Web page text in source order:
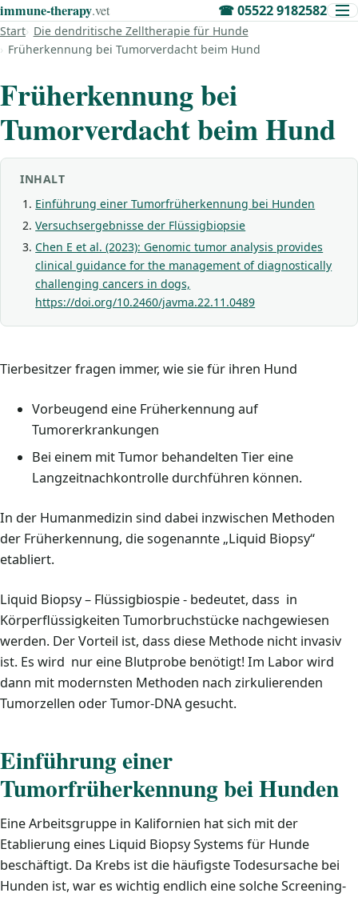
immune‑therapy.vet ☎05522 9182582
Start Die dendritische Zelltherapie für Hunde
Früherkennung bei Tumorverdacht beim Hund
Früherkennung bei
Tumorverdacht beim Hund
INHALT
Einführung einer Tumorfrüherkennung bei Hunden
Versuchsergebnisse der Flüssigbiopsie
Chen E et al. (2023): Genomic tumor analysis provides
clinical guidance for the management of diagnostically
challenging cancers in dogs,
https://doi.org/10.2460/javma.22.11.0489
Tierbesitzer fragen immer, wie sie für ihren Hund
Vorbeugend eine Früherkennung auf
Tumorerkrankungen
Bei einem mit Tumor behandelten Tier eine
Langzeitnachkontrolle durchführen können.
In der Humanmedizin sind dabei inzwischen Methoden
der Früherkennung, die sogenannte „Liquid Biopsy“
etabliert.
Liquid Biopsy – Flüssigbiospie - bedeutet, dass in
Körperflüssigkeiten Tumorbruchstücke nachgewiesen
werden. Der Vorteil ist, dass diese Methode nicht invasiv
ist. Es wird nur eine Blutprobe benötigt! Im Labor wird
dann mit modernsten Methoden nach zirkulierenden
Tumorzellen oder Tumor-DNA gesucht.
Einführung einer
Tumorfrüherkennung bei Hunden
Eine Arbeitsgruppe in Kalifornien hat sich mit der
Etablierung eines Liquid Biopsy Systems für Hunde
beschäftigt. Da Krebs ist die häufigste Todesursache bei
Hunden ist, war es wichtig endlich eine solche Screening-